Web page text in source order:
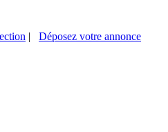
|
Déposez votre annonce